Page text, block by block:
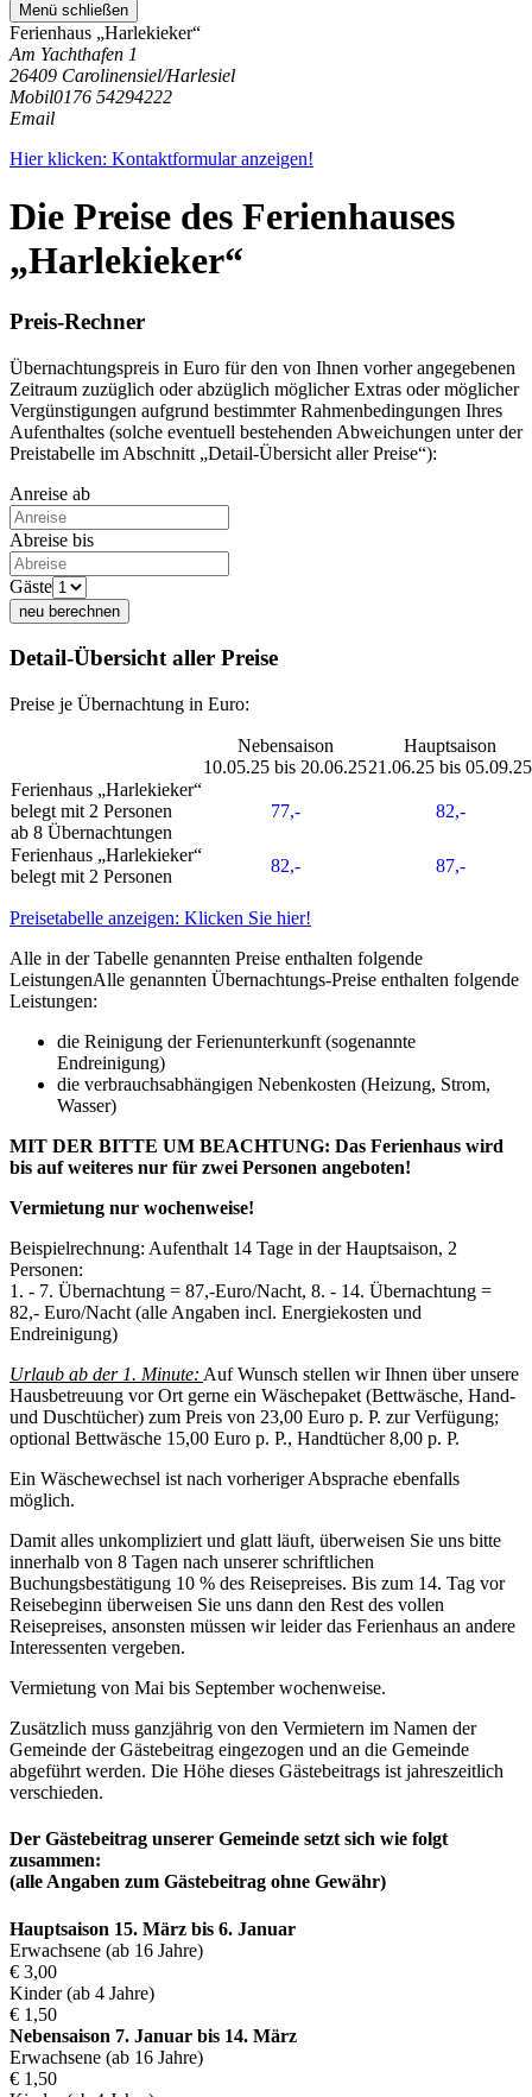
Menü schließen
Ferienhaus „Harlekieker“
Am Yachthafen 1
26409 Carolinensiel/Harlesiel
Mobil0176 54294222
Email
Hier klicken: Kontaktformular anzeigen!
Die Preise des Ferienhauses
„Harlekieker“
Preis-Rechner
Übernachtungspreis in Euro für den von Ihnen vorher angegebenen
Zeitraum zuzüglich oder abzüglich möglicher Extras oder möglicher
Vergünstigungen aufgrund bestimmter Rahmenbedingungen Ihres
Aufenthaltes (solche eventuell bestehenden Abweichungen unter der
Preistabelle im Abschnitt „Detail-Übersicht aller Preise“):
Anreise ab
Abreise bis
Gäste
neu berechnen
Detail-Übersicht aller Preise
Preise je Übernachtung in Euro:
Nebensaison
10.05.25 bis 20.06.25
Hauptsaison
21.06.25 bis 05.09.25
Ferienhaus „Harlekieker“
belegt mit 2 Personen
ab 8 Übernachtungen
77,- 82,-
Ferienhaus „Harlekieker“
belegt mit 2 Personen
82,- 87,-
Preisetabelle anzeigen: Klicken Sie hier!
Alle in der Tabelle genannten Preise enthalten folgende
LeistungenAlle genannten Übernachtungs-Preise enthalten folgende
Leistungen:
die Reinigung der Ferienunterkunft (sogenannte
Endreinigung)
die verbrauchsabhängigen Nebenkosten (Heizung, Strom,
Wasser)
MIT DER BITTE UM BEACHTUNG: Das Ferienhaus wird
bis auf weiteres nur für zwei Personen angeboten!
Vermietung nur wochenweise!
Beispielrechnung: Aufenthalt 14 Tage in der Hauptsaison, 2
Personen:
1. - 7. Übernachtung = 87,-Euro/Nacht, 8. - 14. Übernachtung =
82,- Euro/Nacht (alle Angaben incl. Energiekosten und
Endreinigung)
Urlaub ab der 1. Minute: Auf Wunsch stellen wir Ihnen über unsere
Hausbetreuung vor Ort gerne ein Wäschepaket (Bettwäsche, Hand-
und Duschtücher) zum Preis von 23,00 Euro p. P. zur Verfügung;
optional Bettwäsche 15,00 Euro p. P., Handtücher 8,00 p. P.
Ein Wäschewechsel ist nach vorheriger Absprache ebenfalls
möglich.
Damit alles unkompliziert und glatt läuft, überweisen Sie uns bitte
innerhalb von 8 Tagen nach unserer schriftlichen
Buchungsbestätigung 10 % des Reisepreises. Bis zum 14. Tag vor
Reisebeginn überweisen Sie uns dann den Rest des vollen
Reisepreises, ansonsten müssen wir leider das Ferienhaus an andere
Interessenten vergeben.
Vermietung von Mai bis September wochenweise.
Zusätzlich muss ganzjährig von den Vermietern im Namen der
Gemeinde der Gästebeitrag eingezogen und an die Gemeinde
abgeführt werden. Die Höhe dieses Gästebeitrags ist jahreszeitlich
verschieden.
Der Gästebeitrag unserer Gemeinde setzt sich wie folgt
zusammen:
(alle Angaben zum Gästebeitrag ohne Gewähr)
Hauptsaison 15. März bis 6. Januar
Erwachsene (ab 16 Jahre)
€ 3,00
Kinder (ab 4 Jahre)
€ 1,50
Nebensaison 7. Januar bis 14. März
Erwachsene (ab 16 Jahre)
€ 1,50